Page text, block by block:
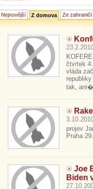
Nejnovější Z domova Ze zahraničí
čtvrtek
vláda
tak,
projev
Praha
Joe
Biden